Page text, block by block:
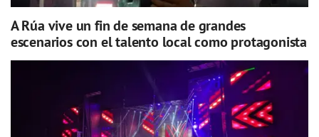
A Rúa vive un fin de semana de grandes
escenarios con el talento local como protagonista